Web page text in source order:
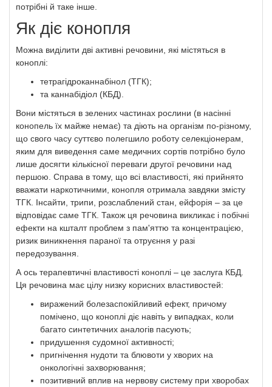
потрібні й таке інше.
Як діє конопля
Можна виділити дві активні речовини, які містяться в
коноплі:
тетрагідроканнабінол (ТГК);
та каннабідіол (КБД).
Вони містяться в зелених частинах рослини (в насінні
конопель їх майже немає) та діють на організм по-різному,
що свого часу суттєво полегшило роботу селекціонерам,
яким для виведення саме медичних сортів потрібно було
лише досягти кількісної переваги другої речовини над
першою. Справа в тому, що всі властивості, які прийнято
вважати наркотичними, конопля отримала завдяки змісту
ТГК. Інсайти, трипи, розслаблений стан, ейфорія – за це
відповідає саме ТГК. Також ця речовина викликає і побічні
ефекти на кшталт проблем з пам'яттю та концентрацією,
ризик виникнення параної та отруєння у разі
передозування.
А ось терапевтичні властивості коноплі – це заслуга КБД.
Ця речовина має цілу низку корисних властивостей:
виражений болезаспокійливий ефект, причому
помічено, що коноплі діє навіть у випадках, коли
багато синтетичних аналогів пасують;
придушення судомної активності;
пригнічення нудоти та блювоти у хворих на
онкологічні захворювання;
позитивний вплив на нервову систему при хворобах